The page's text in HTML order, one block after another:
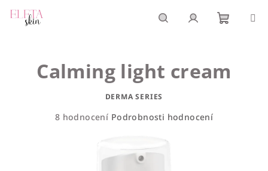
obsah
košík
Calming light cream
DERMA SERIES
Průměrné
8 hodnocení Podrobnosti hodnocení